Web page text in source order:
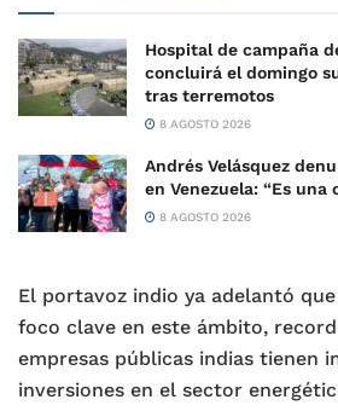
Hospital de campaña
concluirá el domingo
tras terremotos
8 AGOSTO 2026
Andrés Velásquez
en Venezuela: “Es
8 AGOSTO 2026
El portavoz indio ya adelantó
foco clave en este ámbito,
empresas públicas indias tienen
inversiones en el sector